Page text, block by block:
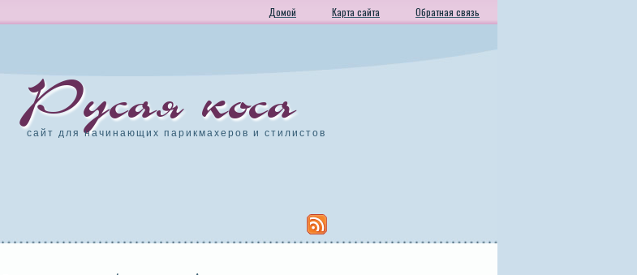
Домой Карта сайта Обратная связь
Русая коса
сайт для начинающих парикмахеров и стилистов